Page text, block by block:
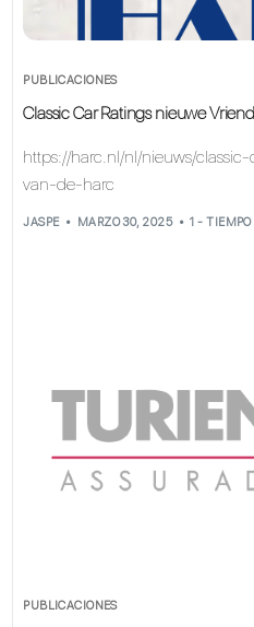
PUBLICACIONES
Classic Car Ratings nieuwe
https://harc.nl/nl/nieuws/
van-de-harc
JASPE MARZO 30, 2025 1 -
PUBLICACIONES